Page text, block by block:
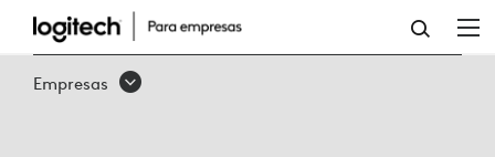
TECLADOS,
MOUSE
Empresas